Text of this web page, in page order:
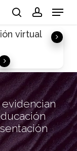
Menu
virtual